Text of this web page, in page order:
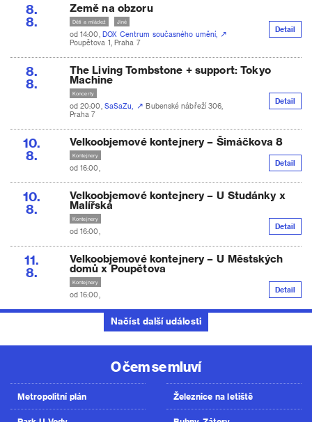
8.
8.
Země na obzoru
Děti a mládež Jiné
od 14:00,DOX Centrum současného umění,
Poupětova 1, Praha 7
Detail
8.
8.
The Living Tombstone + support: Tokyo
Machine
Koncerty
od 20:00,SaSaZu,
Bubenské nábřeží 306,
Praha 7
Detail
10.
8.
Velkoobjemové kontejnery – Šimáčkova 8
Kontejnery
od 16:00,
Detail
10.
8.
Velkoobjemové kontejnery – U Studánky x
Malířská
Kontejnery
od 16:00,
Detail
11.
8.
Velkoobjemové kontejnery – U Městských
domů x Poupětova
Kontejnery
od 16:00,
Detail
Načíst další události
O čem se mluví
Metropolitní plán Železnice na letiště